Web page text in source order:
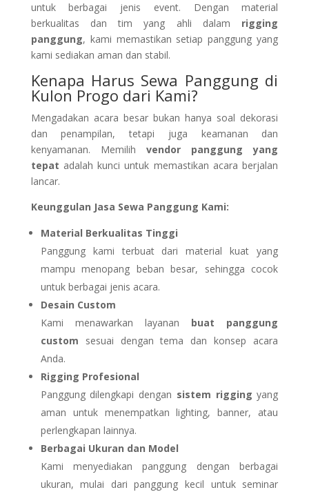
untuk berbagai jenis event. Dengan material
berkualitas dan tim yang ahli dalam rigging
panggung, kami memastikan setiap panggung yang
kami sediakan aman dan stabil.
Kenapa Harus Sewa Panggung di
Kulon Progo dari Kami?
Mengadakan acara besar bukan hanya soal dekorasi
dan penampilan, tetapi juga keamanan dan
kenyamanan. Memilih vendor panggung yang
tepat adalah kunci untuk memastikan acara berjalan
lancar.
Keunggulan Jasa Sewa Panggung Kami:
Material Berkualitas Tinggi
Panggung kami terbuat dari material kuat yang
mampu menopang beban besar, sehingga cocok
untuk berbagai jenis acara.
Desain Custom
Kami menawarkan layanan buat panggung
custom sesuai dengan tema dan konsep acara
Anda.
Rigging Profesional
Panggung dilengkapi dengan sistem rigging yang
aman untuk menempatkan lighting, banner, atau
perlengkapan lainnya.
Berbagai Ukuran dan Model
Kami menyediakan panggung dengan berbagai
ukuran, mulai dari panggung kecil untuk seminar